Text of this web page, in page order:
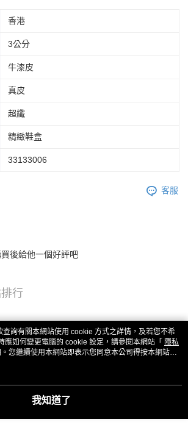
香港
3公分
牛漆皮
真皮
超纖
精緻鞋盒
33133006
客服
後給他一個好評吧
行
詢有關本網站使用 cookie 方式之詳情，及若您不希
應如何變更電腦的 cookie 設定，請參閱本網站「 隱私
您繼續使用本網站即表示您同意本公司得按本網站使
cookie。
我知道了